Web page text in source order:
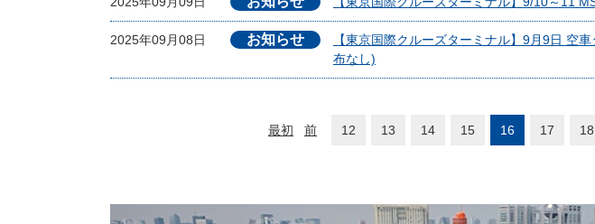
2025年09月08日 お知らせ
【東京国際クルーズターミナル】9月9日 空
布なし)
最初 前 12 13 14 15 16 17 18